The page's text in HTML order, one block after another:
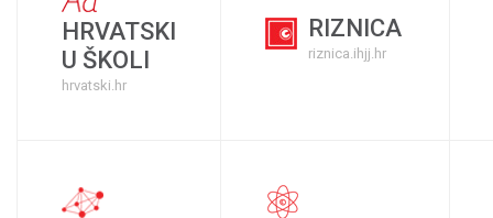
HRVATSKI
U ŠKOLI
hrvatski.hr
RIZNICA
riznica.ihjj.hr